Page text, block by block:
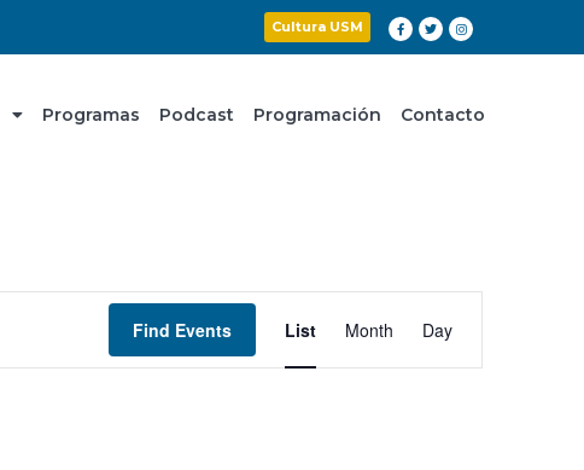
Cultura USM
Programas Podcast Programación Contacto
Find Events
Views
Navigation
List Month Day